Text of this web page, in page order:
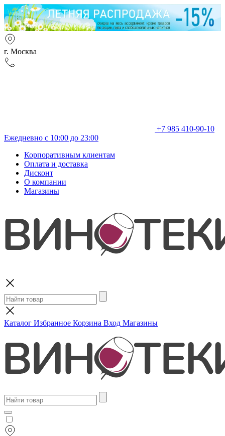
г. Москва
+7 985 410-90-10
Ежедневно с 10:00 до 23:00
Корпоративным клиентам
Оплата и доставка
Дисконт
О компании
Магазины
Каталог Избранное Корзина Вход Магазины